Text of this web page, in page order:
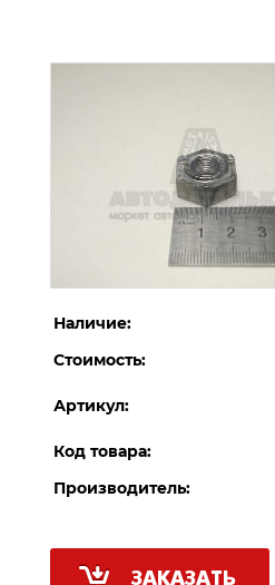
Наличие:
Стоимость:
Артикул:
Код товара:
Производитель:
ЗАКАЗАТЬ